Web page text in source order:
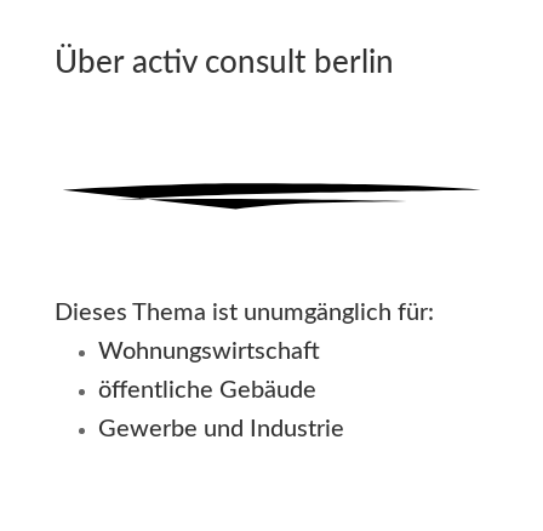
Über activ consult berlin
Dieses Thema ist unumgänglich für:
Wohnungswirtschaft
öffentliche Gebäude
Gewerbe und Industrie